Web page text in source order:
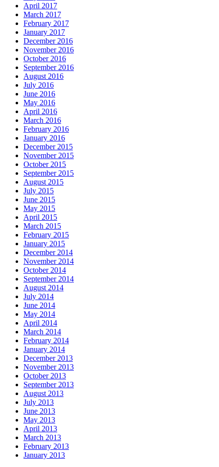
April 2017
March 2017
February 2017
January 2017
December 2016
November 2016
October 2016
September 2016
August 2016
July 2016
June 2016
May 2016
April 2016
March 2016
February 2016
January 2016
December 2015
November 2015
October 2015
September 2015
August 2015
July 2015
June 2015
May 2015
April 2015
March 2015
February 2015
January 2015
December 2014
November 2014
October 2014
September 2014
August 2014
July 2014
June 2014
May 2014
April 2014
March 2014
February 2014
January 2014
December 2013
November 2013
October 2013
September 2013
August 2013
July 2013
June 2013
May 2013
April 2013
March 2013
February 2013
January 2013